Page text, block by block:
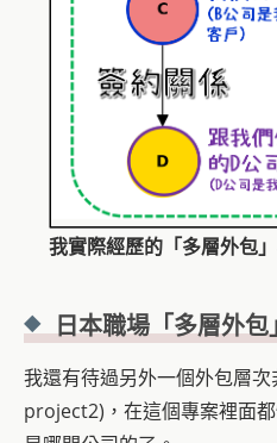
我實際經歷的「多層外包
日本職場「多層外
我還有待過另外一個外包層
project2)，在這個專案裡面